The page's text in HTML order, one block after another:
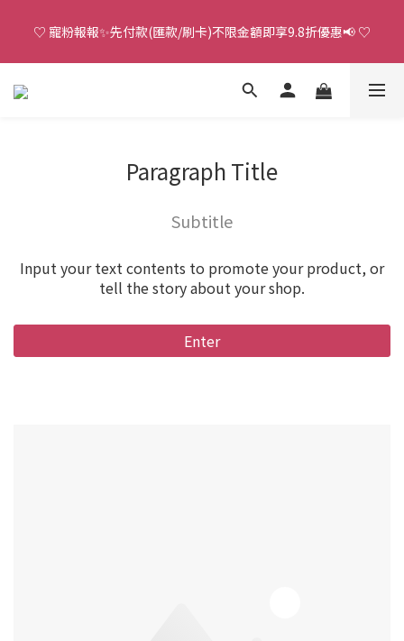
♡ 官 網 訂 單 滿 NT.1500 即 享 免 運 費 🚚💨 ♡
♡ 寵粉報報✨先付款(匯款/刷卡)不限金額即享9.8折優惠📢 ♡
單 筆 購 物 滿 NT.5000 即 享「 V I P 」一 整 年 不 限 金 額 9 . 5 折
Paragraph Title
Subtitle
Input your text contents to promote your product, or
tell the story about your shop.
Enter